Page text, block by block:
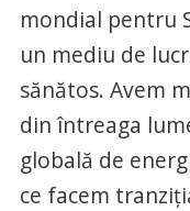
mondial pentru
un mediu de
sănătos. Avem
din întreaga
globală de
ce facem